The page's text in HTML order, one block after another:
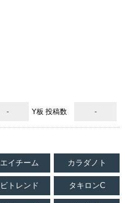
- Y板 投稿数 -
エイチーム カラダノト
ビトレンド タキロンC